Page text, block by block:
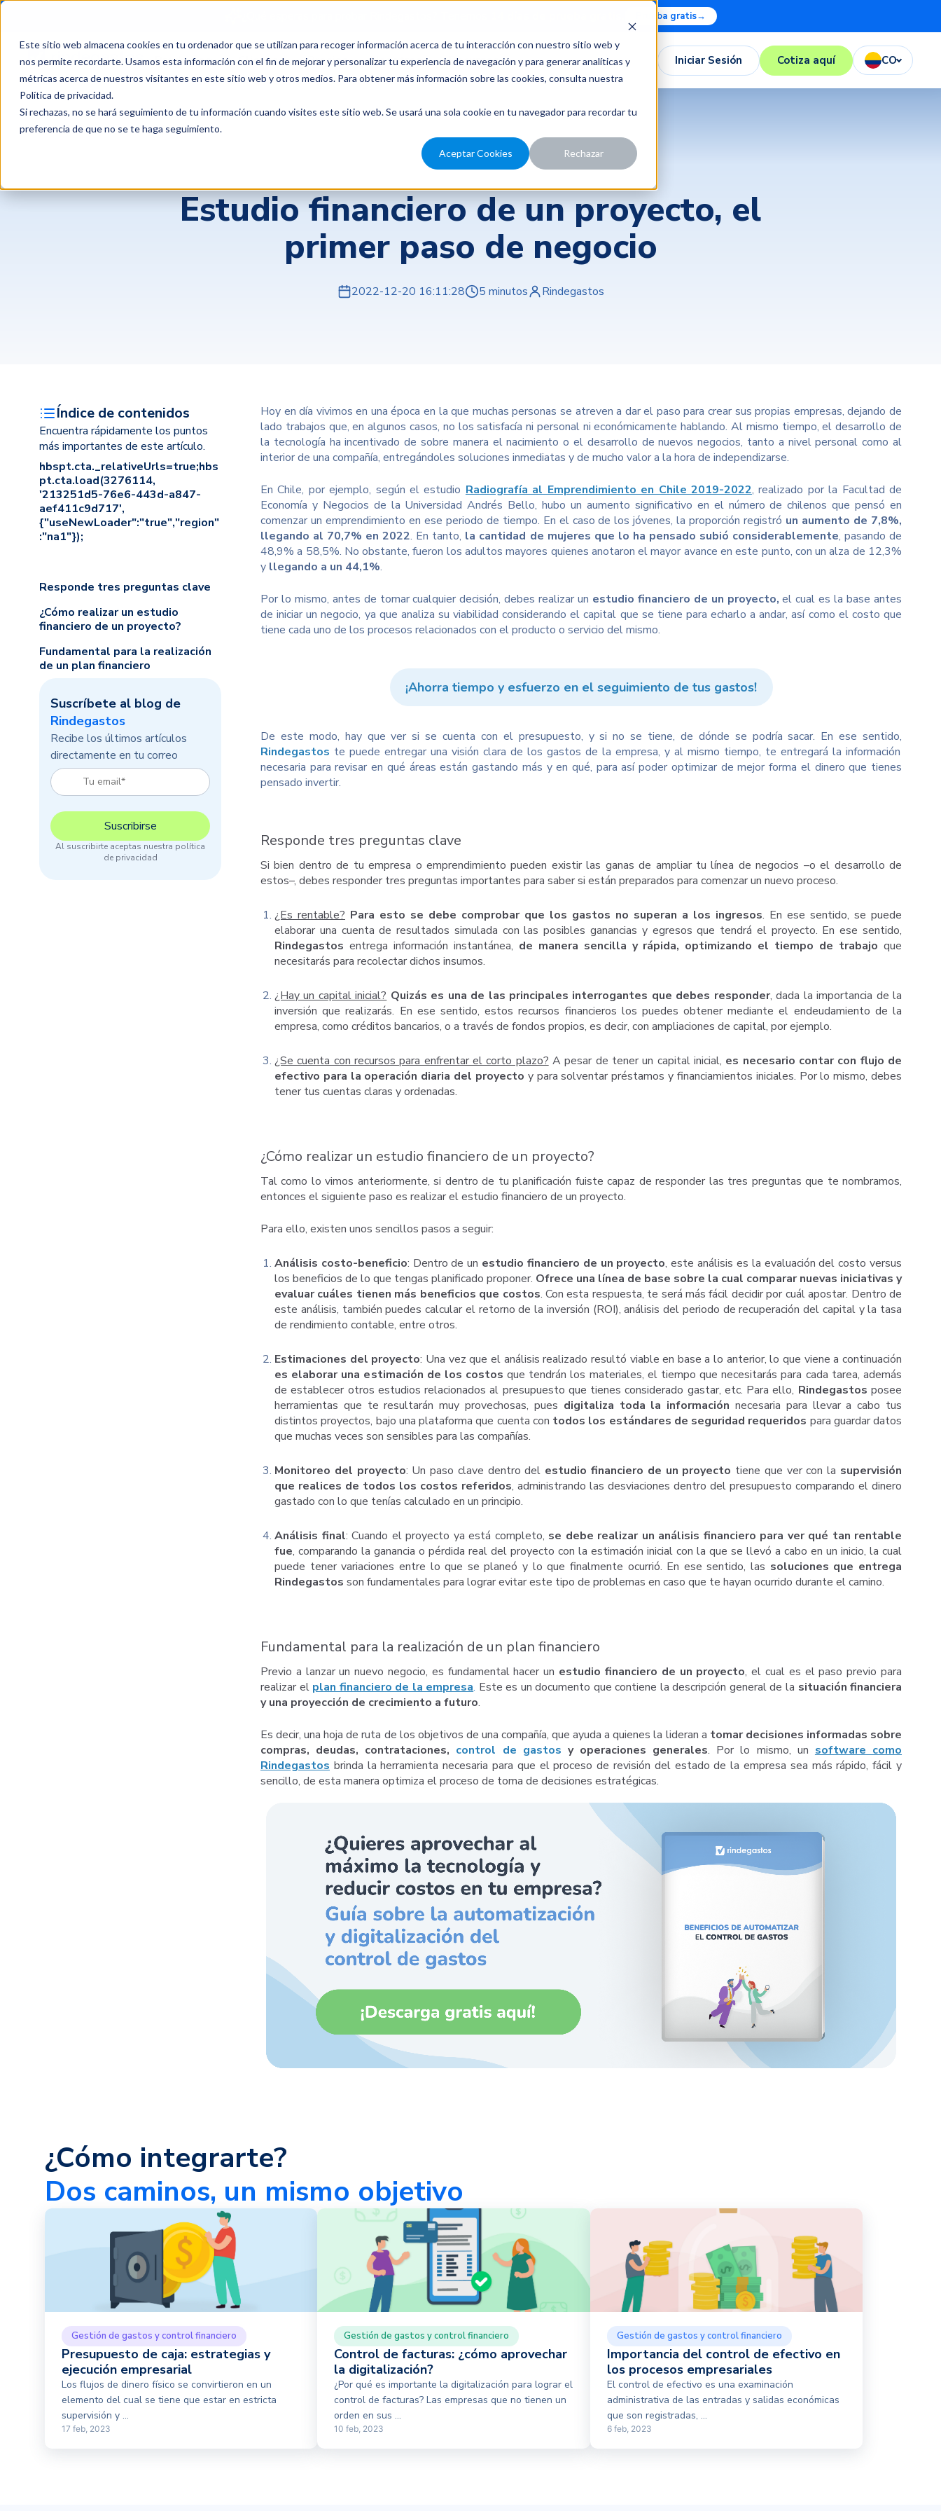
Este sitio web almacena cookies en tu ordenador que se utilizan para recoger información acerca de tu interacción con nuestro sitio web y
nos permite recordarte. Usamos esta información con el fin de mejorar y personalizar tu experiencia de navegación y para generar analíticas y
métricas acerca de nuestros visitantes en este sitio web y otros medios. Para obtener más información sobre las cookies, consulta nuestra
Política de privacidad.
Si rechazas, no se hará seguimiento de tu información cuando visites este sitio web. Se usará una sola cookie en tu navegador para recordar tu
preferencia de que no se te haga seguimiento.
Aceptar Cookies Rechazar
Prueba gratis→
Productos Clientes Precios Nosotros Recursos Iniciar Sesión Cotiza aquí CO
Gestión de gastos y control financiero
Estudio financiero de un proyecto, el
primer paso de negocio
2022-12-20 16:11:28 5 minutos Rindegastos
Índice de contenidos
Encuentra rápidamente los puntos
más importantes de este artículo.
hbspt.cta._relativeUrls=true;hbs
pt.cta.load(3276114,
'213251d5-76e6-443d-a847-
aef411c9d717',
{"useNewLoader":"true","region"
:"na1"});
Responde tres preguntas clave
¿Cómo realizar un estudio
financiero de un proyecto?
Fundamental para la realización
de un plan financiero
Suscríbete al blog de
Rindegastos
Recibe los últimos artículos
directamente en tu correo
Al suscribirte aceptas nuestra política
de privacidad
Hoy en día vivimos en una época en la que muchas personas se atreven a dar el paso para crear sus propias empresas, dejando de
lado trabajos que, en algunos casos, no los satisfacía ni personal ni económicamente hablando. Al mismo tiempo, el desarrollo de
la tecnología ha incentivado de sobre manera el nacimiento o el desarrollo de nuevos negocios, tanto a nivel personal como al
interior de una compañía, entregándoles soluciones inmediatas y de mucho valor a la hora de independizarse.
En Chile, por ejemplo, según el estudio Radiografía al Emprendimiento en Chile 2019-2022, realizado por la Facultad de
Economía y Negocios de la Universidad Andrés Bello, hubo un aumento significativo en el número de chilenos que pensó en
comenzar un emprendimiento en ese periodo de tiempo. En el caso de los jóvenes, la proporción registró un aumento de 7,8%,
llegando al 70,7% en 2022. En tanto, la cantidad de mujeres que lo ha pensado subió considerablemente, pasando de
48,9% a 58,5%. No obstante, fueron los adultos mayores quienes anotaron el mayor avance en este punto, con un alza de 12,3%
y llegando a un 44,1%.
Por lo mismo, antes de tomar cualquier decisión, debes realizar un estudio financiero de un proyecto,el cual es la base antes
de iniciar un negocio, ya que analiza su viabilidad considerando el capital que se tiene para echarlo a andar, así como el costo que
tiene cada uno de los procesos relacionados con el producto o servicio del mismo.
¡Ahorra tiempo y esfuerzo en el seguimiento de tus gastos!
De este modo, hay que ver si se cuenta con el presupuesto, y si no se tiene, de dónde se podría sacar. En ese sentido,
Rindegastos te puede entregar una visión clara de los gastos de la empresa, y al mismo tiempo, te entregará la información
necesaria para revisar en qué áreas están gastando más y en qué, para así poder optimizar de mejor forma el dinero que tienes
pensado invertir.
Responde tres preguntas clave
Si bien dentro de tu empresa o emprendimiento pueden existir las ganas de ampliar tu línea de negocios –o el desarrollo de
estos–, debes responder tres preguntas importantes para saber si están preparados para comenzar un nuevo proceso.
¿Es rentable? Para esto se debe comprobar que los gastos no superan a los ingresos. En ese sentido, se puede
elaborar una cuenta de resultados simulada con las posibles ganancias y egresos que tendrá el proyecto. En ese sentido,
Rindegastos entrega información instantánea, de manera sencilla y rápida, optimizando el tiempo de trabajo que
necesitarás para recolectar dichos insumos.
¿Hay un capital inicial? Quizás es una de las principales interrogantes que debes responder, dada la importancia de la
inversión que realizarás. En ese sentido, estos recursos financieros los puedes obtener mediante el endeudamiento de la
empresa, como créditos bancarios, o a través de fondos propios, es decir, con ampliaciones de capital, por ejemplo.
¿Se cuenta con recursos para enfrentar el corto plazo? A pesar de tener un capital inicial, es necesario contar con flujo de
efectivo para la operación diaria del proyecto y para solventar préstamos y financiamientos iniciales. Por lo mismo, debes
tener tus cuentas claras y ordenadas.
¿Cómo realizar un estudio financiero de un proyecto?
Tal como lo vimos anteriormente, si dentro de tu planificación fuiste capaz de responder las tres preguntas que te nombramos,
entonces el siguiente paso es realizar el estudio financiero de un proyecto.
Para ello, existen unos sencillos pasos a seguir:
Análisis costo-beneficio: Dentro de un estudio financiero de un proyecto, este análisis es la evaluación del costo versus
los beneficios de lo que tengas planificado proponer. Ofrece una línea de base sobre la cual comparar nuevas iniciativas y
evaluar cuáles tienen más beneficios que costos. Con esta respuesta, te será más fácil decidir por cuál apostar. Dentro de
este análisis, también puedes calcular el retorno de la inversión (ROI), análisis del periodo de recuperación del capital y la tasa
de rendimiento contable, entre otros.
Estimaciones del proyecto: Una vez que el análisis realizado resultó viable en base a lo anterior, lo que viene a continuación
es elaborar una estimación de los costos que tendrán los materiales, el tiempo que necesitarás para cada tarea, además
de establecer otros estudios relacionados al presupuesto que tienes considerado gastar, etc. Para ello, Rindegastos posee
herramientas que te resultarán muy provechosas, pues digitaliza toda la información necesaria para llevar a cabo tus
distintos proyectos, bajo una plataforma que cuenta con todos los estándares de seguridad requeridos para guardar datos
que muchas veces son sensibles para las compañías.
Monitoreo del proyecto: Un paso clave dentro del estudio financiero de un proyecto tiene que ver con la supervisión
que realices de todos los costos referidos, administrando las desviaciones dentro del presupuesto comparando el dinero
gastado con lo que tenías calculado en un principio.
Análisis final: Cuando el proyecto ya está completo, se debe realizar un análisis financiero para ver qué tan rentable
fue, comparando la ganancia o pérdida real del proyecto con la estimación inicial con la que se llevó a cabo en un inicio, la cual
puede tener variaciones entre lo que se planeó y lo que finalmente ocurrió. En ese sentido, las soluciones que entrega
Rindegastos son fundamentales para lograr evitar este tipo de problemas en caso que te hayan ocurrido durante el camino.
Fundamental para la realización de un plan financiero
Previo a lanzar un nuevo negocio, es fundamental hacer un estudio financiero de un proyecto, el cual es el paso previo para
realizar el plan financiero de la empresa. Este es un documento que contiene la descripción general de la situación financiera
y una proyección de crecimiento a futuro.
Es decir, una hoja de ruta de los objetivos de una compañía, que ayuda a quienes la lideran a tomar decisiones informadas sobre
compras, deudas, contrataciones, control de gastos y operaciones generales. Por lo mismo, un software como
Rindegastos brinda la herramienta necesaria para que el proceso de revisión del estado de la empresa sea más rápido, fácil y
sencillo, de esta manera optimiza el proceso de toma de decisiones estratégicas.
¿Cómo integrarte?
Dos caminos, un mismo objetivo
Gestión de gastos y control financiero
Presupuesto de caja: estrategias y
ejecución empresarial
Los flujos de dinero físico se convirtieron en un
elemento del cual se tiene que estar en estricta
supervisión y ...
17 feb, 2023
Gestión de gastos y control financiero
Control de facturas: ¿cómo aprovechar
la digitalización?
¿Por qué es importante la digitalización para lograr el
control de facturas? Las empresas que no tienen un
orden en sus ...
10 feb, 2023
Gestión de gastos y control financiero
Importancia del control de efectivo en
los procesos empresariales
El control de efectivo es una examinación
administrativa de las entradas y salidas económicas
que son registradas, ...
6 feb, 2023